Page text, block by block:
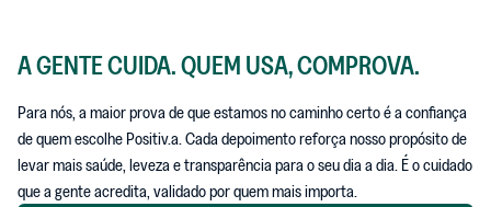
A GENTE CUIDA. QUEM USA, COMPROVA.
Para nós, a maior prova de que estamos no caminho certo é a confiança
de quem escolhe Positiv.a. Cada depoimento reforça nosso propósito de
levar mais saúde, leveza e transparência para o seu dia a dia. É o cuidado
que a gente acredita, validado por quem mais importa.